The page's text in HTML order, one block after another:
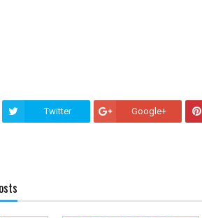
Twitter Google+